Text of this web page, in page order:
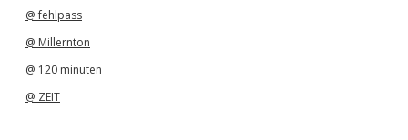
@ fehlpass
@ Millernton
@ 120 minuten
@ ZEIT